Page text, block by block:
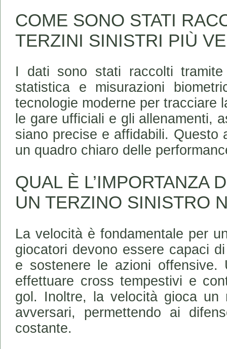
COME SONO STATI
TERZINI SINISTRI PIÙ
I dati sono stati raccolti
statistica e misurazioni
tecnologie moderne per tracciare
le gare ufficiali e gli allenamenti,
siano precise e affidabili. Questo
un quadro chiaro delle
QUAL È L’IMPORTANZA
UN TERZINO SINISTRO
La velocità è fondamentale per
giocatori devono essere capaci
e sostenere le azioni offensive.
effettuare cross tempestivi e
gol. Inoltre, la velocità gioca un
avversari, permettendo ai
costante.